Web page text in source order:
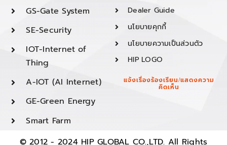
GS-Gate System
SE-Security
IOT-Internet of
Thing
A-IOT (AI Internet)
GE-Green Energy
Smart Farm
Dealer Guide
นโยบายคุกกี้
นโยบายความเป็นส่วนตัว
HIP LOGO
แจ้งเรื่องร้องเรียน/แสดงความ
คิดเห็น
© 2012 - 2024 HIP GLOBAL CO.,LTD. All Rights